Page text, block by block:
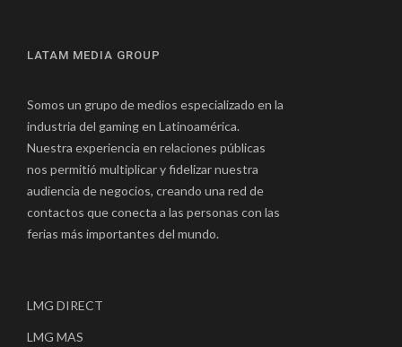
LATAM MEDIA GROUP
Somos un grupo de medios especializado en la
industria del gaming en Latinoamérica.
Nuestra experiencia en relaciones públicas
nos permitió multiplicar y fidelizar nuestra
audiencia de negocios, creando una red de
contactos que conecta a las personas con las
ferias más importantes del mundo.
LMG DIRECT
LMG MAS